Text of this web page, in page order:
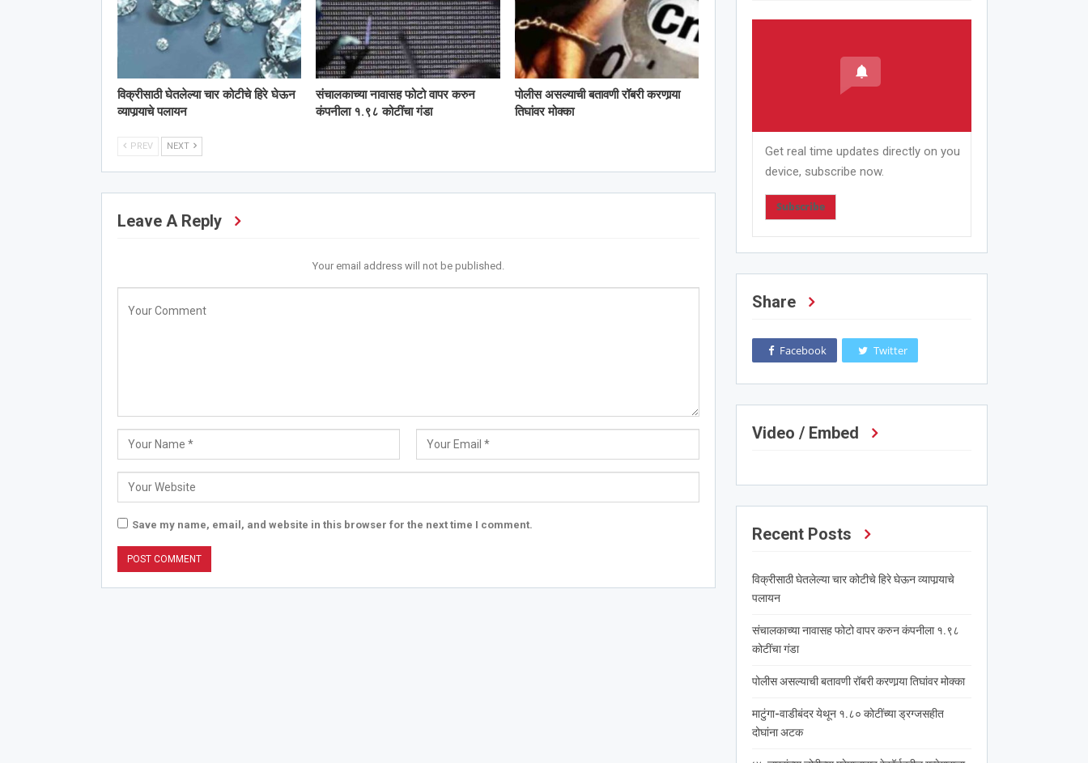
विक्रीसाठी घेतलेल्या चार कोटीचे हिरे घेऊन
व्यापार्‍याचे पलायन
संचालकाच्या नावासह फोटो वापर करुन
कंपनीला १.९८ कोटींचा गंडा
पोलीस असल्याची बतावणी रॉबरी करणार्‍या
तिघांवर मोक्का
PREV NEXT
Leave A Reply
Your email address will not be published.
Save my name, email, and website in this browser for the next time I comment.
Get real time updates directly on you
device, subscribe now.
Subscribe
Share
Facebook Twitter
Video / Embed
Recent Posts
विक्रीसाठी घेतलेल्या चार कोटीचे हिरे घेऊन व्यापार्‍याचे
पलायन
संचालकाच्या नावासह फोटो वापर करुन कंपनीला १.९८
कोटींचा गंडा
पोलीस असल्याची बतावणी रॉबरी करणार्‍या तिघांवर मोक्का
माटुंगा-वाडीबंदर येथून १.८० कोटींच्या ड्रग्जसहीत
दोघांना अटक